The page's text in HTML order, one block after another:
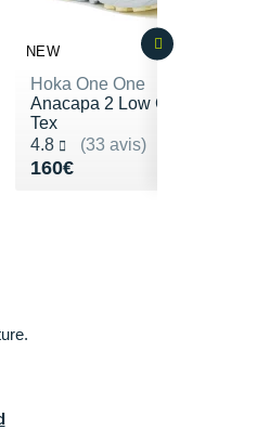
NEW
Hoka One One
Anacapa 2 Low Gore-
Tex
4.8
(33 avis)
Noté 4.8 sur 5
160€
Vendu 160€